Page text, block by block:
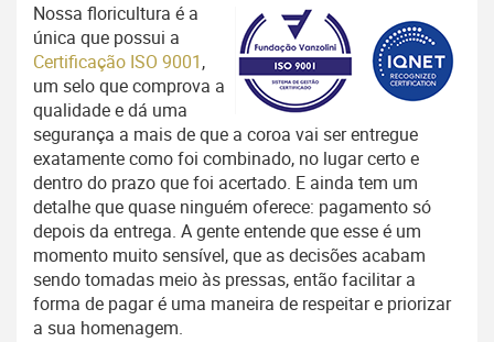
Nossa floricultura é a
única que possui a
Certificação ISO 9001,
um selo que comprova a
qualidade e dá uma
segurança a mais de que a coroa vai ser entregue
exatamente como foi combinado, no lugar certo e
dentro do prazo que foi acertado. E ainda tem um
detalhe que quase ninguém oferece: pagamento só
depois da entrega. A gente entende que esse é um
momento muito sensível, que as decisões acabam
sendo tomadas meio às pressas, então facilitar a
forma de pagar é uma maneira de respeitar e priorizar
a sua homenagem.